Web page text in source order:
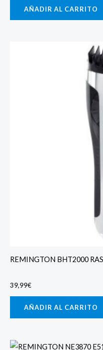
AÑADIR AL CARRITO
REMINGTON BHT2000
39,99€
AÑADIR AL CARRITO